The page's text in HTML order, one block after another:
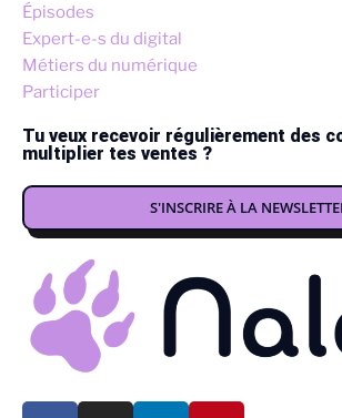
Épisodes
Expert-e-s du digital
Métiers du numérique
Participer
Tu veux recevoir régulièrement des
multiplier tes ventes ?
S'INSCRIRE À LA